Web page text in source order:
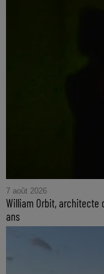
7 août 2026
William Orbit, architecte
ans